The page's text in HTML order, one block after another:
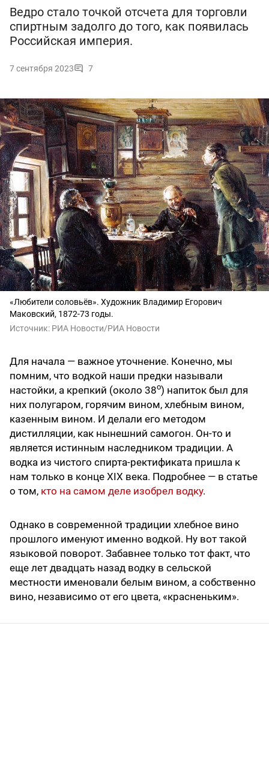
Ведро стало точкой отсчета для торговли
спиртным задолго до того, как появилась
Российская империя.
7 сентября 2023 7
«Любители соловьёв». Художник Владимир Егорович
Маковский, 1872-73 годы.
Источник: РИА Новости/РИА Новости
Для начала — важное уточнение. Конечно, мы
помним, что водкой наши предки называли
настойки, а крепкий (около 38о) напиток был для
них полугаром, горячим вином, хлебным вином,
казенным вином. И делали его методом
дистилляции, как нынешний самогон. Он-то и
является истинным наследником традиции. А
водка из чистого спирта-ректификата пришла к
нам только в конце XIX века. Подробнее — в статье
о том, кто на самом деле изобрел водку.
Однако в современной традиции хлебное вино
прошлого именуют именно водкой. Ну вот такой
языковой поворот. Забавнее только тот факт, что
еще лет двадцать назад водку в сельской
местности именовали белым вином, а собственно
вино, независимо от его цвета, «красненьким».